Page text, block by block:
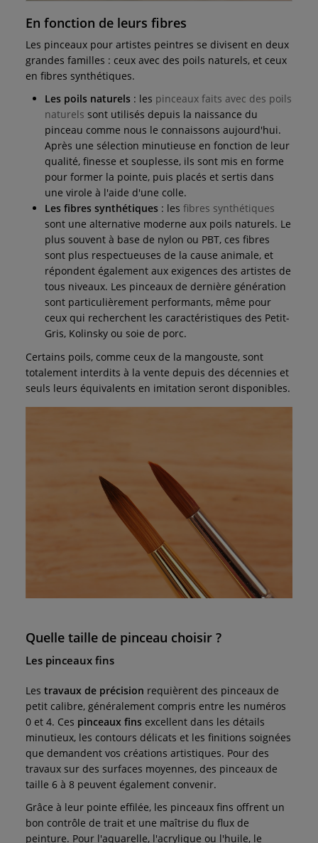
L'ART TRADITIONNEL
Pinceaux pour l'huile
Des pinceaux résistants et nerveux
Découvrir →
En fonction de leurs fibres
Les pinceaux pour artistes peintres se divisent en deux
grandes familles : ceux avec des poils naturels, et ceux
en fibres synthétiques.
Les poils naturels : les pinceaux faits avec des poils
naturels sont utilisés depuis la naissance du
pinceau comme nous le connaissons aujourd'hui.
Après une sélection minutieuse en fonction de leur
qualité, finesse et souplesse, ils sont mis en forme
pour former la pointe, puis placés et sertis dans
une virole à l'aide d'une colle.
Les fibres synthétiques : les fibres synthétiques
sont une alternative moderne aux poils naturels. Le
plus souvent à base de nylon ou PBT, ces fibres
sont plus respectueuses de la cause animale, et
répondent également aux exigences des artistes de
tous niveaux. Les pinceaux de dernière génération
sont particulièrement performants, même pour
ceux qui recherchent les caractéristiques des Petit-
Gris, Kolinsky ou soie de porc.
Certains poils, comme ceux de la mangouste, sont
totalement interdits à la vente depuis des décennies et
seuls leurs équivalents en imitation seront disponibles.
Quelle taille de pinceau choisir ?
Les pinceaux fins
Les travaux de précision requièrent des pinceaux de
petit calibre, généralement compris entre les numéros
0 et 4. Ces pinceaux fins excellent dans les détails
minutieux, les contours délicats et les finitions soignées
que demandent vos créations artistiques. Pour des
travaux sur des surfaces moyennes, des pinceaux de
taille 6 à 8 peuvent également convenir.
Grâce à leur pointe effilée, les pinceaux fins offrent un
bon contrôle de trait et une maîtrise du flux de
peinture. Pour l'aquarelle, l'acrylique ou l'huile, le